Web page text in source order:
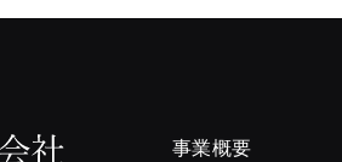
事業概要